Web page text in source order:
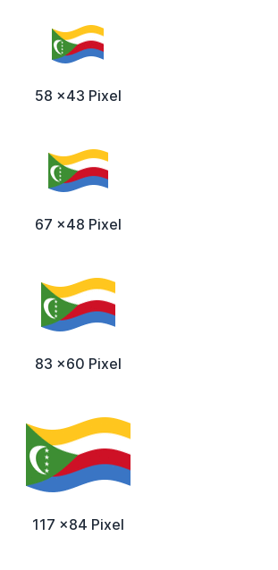
58 x43 Pixel
67 x48 Pixel
83 x60 Pixel
117 x84 Pixel